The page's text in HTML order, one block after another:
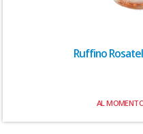
Ruffino
AL